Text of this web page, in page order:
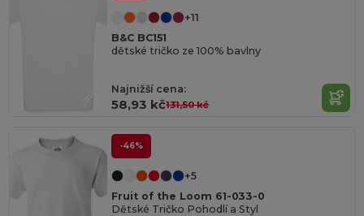
+11
B&C BC151
dětské tričko ze 100% bavlny
Najnižší cena:
58,93 kč131,50 kč
-46%
+5
Fruit of the Loom 61-033-0
Dětské Tričko Pohodlí a Styl